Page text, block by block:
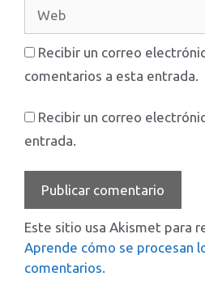
Recibir un correo
comentarios a esta entrada.
Recibir un correo
entrada.
Este sitio usa Akismet para
Aprende cómo se procesan
comentarios.